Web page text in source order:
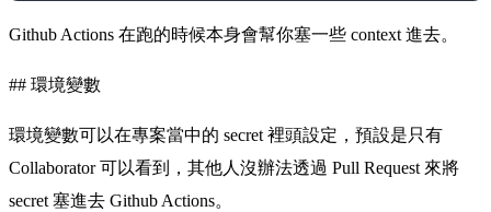
Github Actions 在跑的時候本身會幫你塞一些 context 進去。
## 環境變數
環境變數可以在專案當中的 secret 裡頭設定，預設是只有
Collaborator 可以看到，其他人沒辦法透過 Pull Request 來將
secret 塞進去 Github Actions。